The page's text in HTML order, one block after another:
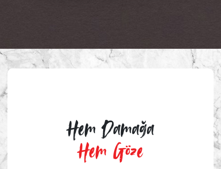
Hem Damağa
Hem Göze